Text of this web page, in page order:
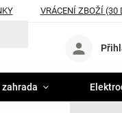
VRÁCENÍ ZBOŽÍ (30
zahrada